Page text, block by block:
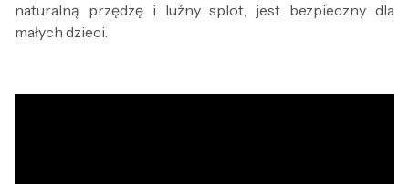
naturalną przędzę i luźny splot, jest bezpieczny dla
małych dzieci.